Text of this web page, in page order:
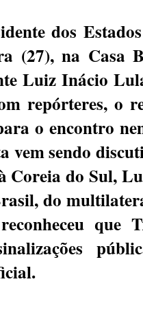
dos
(27), na Casa
Luiz Inácio
repórteres, o
o encontro
vem sendo
Coreia do Sul,
do
que